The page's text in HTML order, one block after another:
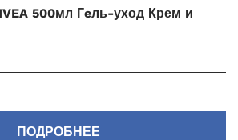
500мл Гeль-уход Крем и
ПОДРОБНЕЕ